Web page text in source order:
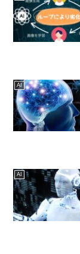
AI
AI